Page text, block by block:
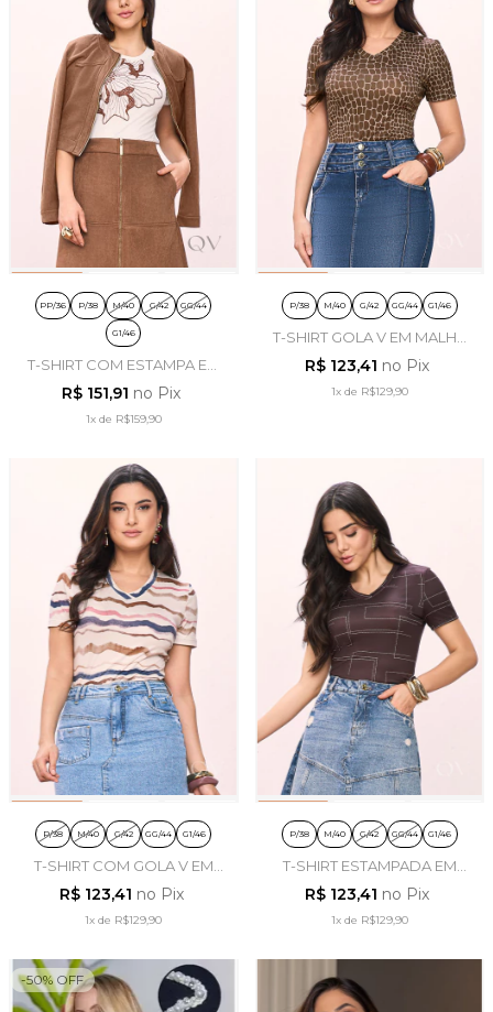
PP/36 P/38 M/40 G/42 GG/44
G1/46
T-SHIRT COM ESTAMPA EM
MALHA OFF WHITE -
TITANIUM JEANS
R$ 151,91 no Pix
1xde R$159,90
P/38 M/40 G/42 GG/44 G1/46
T-SHIRT GOLA V EM MALHA
ESTAMPADA CORRIDA -
TITANIUM JEANS
R$ 123,41 no Pix
1xde R$129,90
P/38 M/40 G/42 GG/44 G1/46
T-SHIRT COM GOLA V EM
MALHA ESTAMPADA -
TITANIUM JEANS
R$ 123,41 no Pix
1x de R$129,90
P/38 M/40 G/42 GG/44 G1/46
T-SHIRT ESTAMPADA EM
MALHA GOLA V MARROM -
TITANIUM JEANS
R$ 123,41 no Pix
1xde R$129,90
-50%OFF